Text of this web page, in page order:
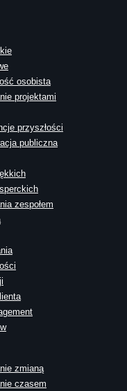
osobista
projektami
przyszłości
publiczna
zespołem
zmianą
czasem